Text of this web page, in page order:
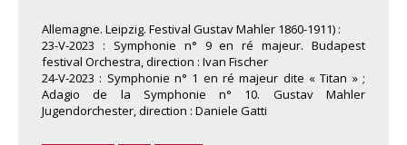
Allemagne. Leipzig. Festival Gustav Mahler 1860-1911) :
23-V-2023 : Symphonie n° 9 en ré majeur. Budapest
festival Orchestra, direction : Ivan Fischer
24-V-2023 : Symphonie n° 1 en ré majeur dite « Titan » ;
Adagio de la Symphonie n° 10. Gustav Mahler
Jugendorchester, direction : Daniele Gatti